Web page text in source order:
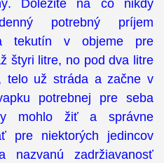
Dôležité na čo nikdy
potrebný príjem
tekutín v objeme pre
štyri litre, no pod dva litre
telo už stráda a začne v
potrebnej pre seba
mohlo žiť a správne
pre niektorých jedincov
nazvanú zadržiavanosť